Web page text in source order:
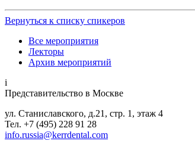
Вернуться к списку спикеров
Все мероприятия
Лекторы
Архив мероприятий
i
Представительство в Москве
ул. Станиславского, д.21, стр. 1, этаж 4
Тел. +7 (495) 228 91 28
info.russia@kerrdental.com